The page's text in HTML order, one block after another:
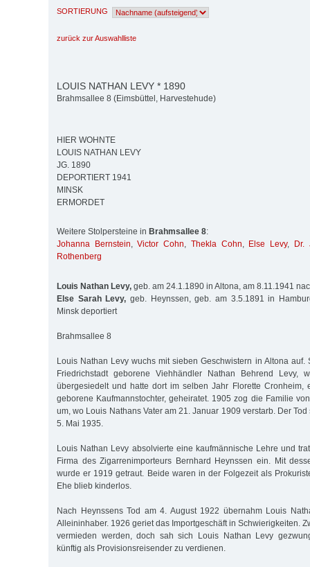
SORTIERUNG
zurück zur Auswahlliste
LOUIS NATHAN LEVY * 1890
Brahmsallee 8 (Eimsbüttel, Harvestehude)
HIER WOHNTE
LOUIS NATHAN LEVY
JG. 1890
DEPORTIERT 1941
MINSK
ERMORDET
Weitere Stolpersteine in Brahmsallee 8:
Johanna Bernstein,Victor Cohn, Thekla Cohn, Else Levy,
Dr.
Rothenberg
Louis Nathan Levy, geb. am 24.1.1890 in Altona, am 8.11.1941
Else Sarah Levy, geb. Heynssen, geb. am 3.5.1891 in
Minsk deportiert
Brahmsallee 8
Louis Nathan Levy wuchs mit sieben Geschwistern in Altona auf.
Friedrichstadt geborene Viehhändler Nathan Behrend Levy,
übergesiedelt und hatte dort im selben Jahr Florette Cronheim,
geborene Kaufmannstochter, geheiratet. 1905 zog die Familie
um, wo Louis Nathans Vater am 21. Januar 1909 verstarb. Der
5. Mai 1935.
Louis Nathan Levy absolvierte eine kaufmännische Lehre und
Firma des Zigarrenimporteurs Bernhard Heynssen ein. Mit
wurde er 1919 getraut. Beide waren in der Folgezeit als
Ehe blieb kinderlos.
Nach Heynssens Tod am 4. August 1922 übernahm Louis
Alleininhaber. 1926 geriet das Importgeschäft in Schwierigkeiten.
vermieden werden, doch sah sich Louis Nathan Levy
künftig als Provisionsreisender zu verdienen.